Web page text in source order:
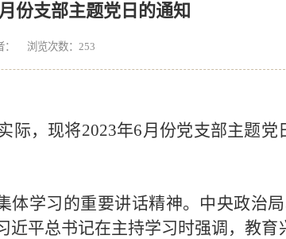
份支部主题党日的通知
： 浏览次数：253
际，现将2023年6月份党支部主题党
体学习的重要讲话精神。中央政治局
近平总书记在主持学习时强调，教育